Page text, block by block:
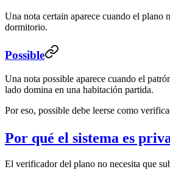
Una nota certain aparece cuando el plano
dormitorio.
Possible
Una nota possible aparece cuando el
lado domina en una habitación partida.
Por eso, possible debe leerse como
Por qué el sistema es
El verificador del plano no necesita que